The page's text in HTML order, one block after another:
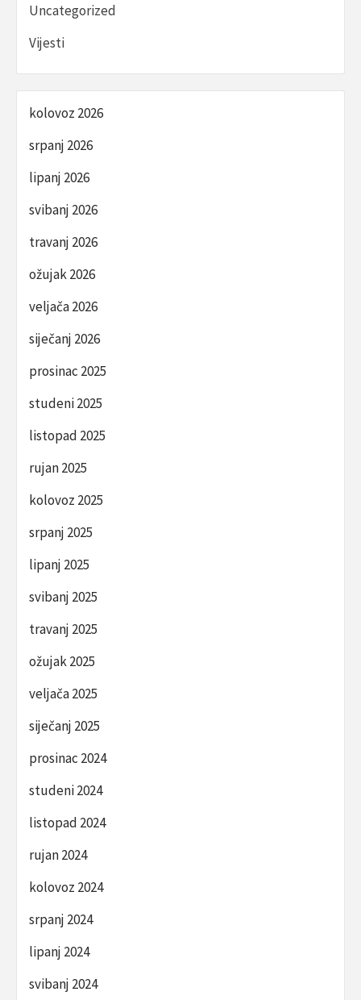
Uncategorized
Vijesti
kolovoz 2026
srpanj 2026
lipanj 2026
svibanj 2026
travanj 2026
ožujak 2026
veljača 2026
siječanj 2026
prosinac 2025
studeni 2025
listopad 2025
rujan 2025
kolovoz 2025
srpanj 2025
lipanj 2025
svibanj 2025
travanj 2025
ožujak 2025
veljača 2025
siječanj 2025
prosinac 2024
studeni 2024
listopad 2024
rujan 2024
kolovoz 2024
srpanj 2024
lipanj 2024
svibanj 2024